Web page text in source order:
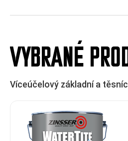
VYBRANÉ
Víceúčelový základní a